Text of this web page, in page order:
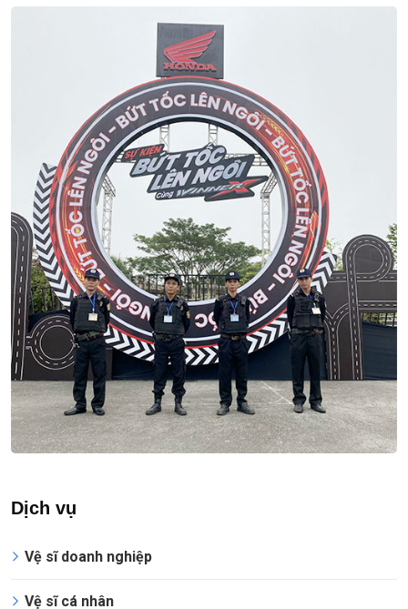
Dịch Vụ Áp Tải Tiền Chuyên Nghiệp Của
Thiên Long Hoàng
08/07 2024